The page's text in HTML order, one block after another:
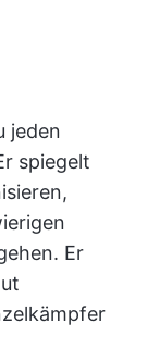
jeden
spiegelt
Er